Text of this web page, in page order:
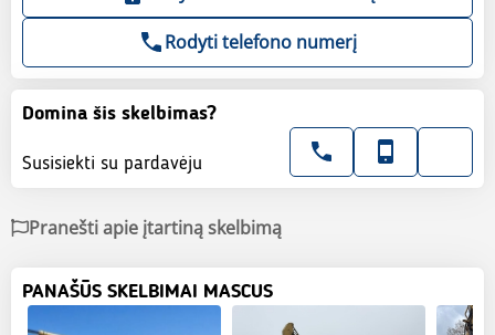
Rodyti telefono numerį
Domina šis skelbimas?
Susisiekti su pardavėju
Pranešti apie įtartiną skelbimą
PANAŠŪS SKELBIMAI MASCUS